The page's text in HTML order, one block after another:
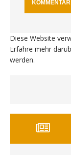
Diese Website
Erfahre mehr
werden.